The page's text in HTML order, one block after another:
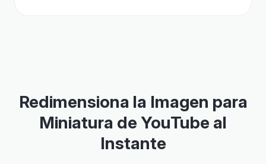
Redimensiona la Imagen para
Miniatura de YouTube al
Instante